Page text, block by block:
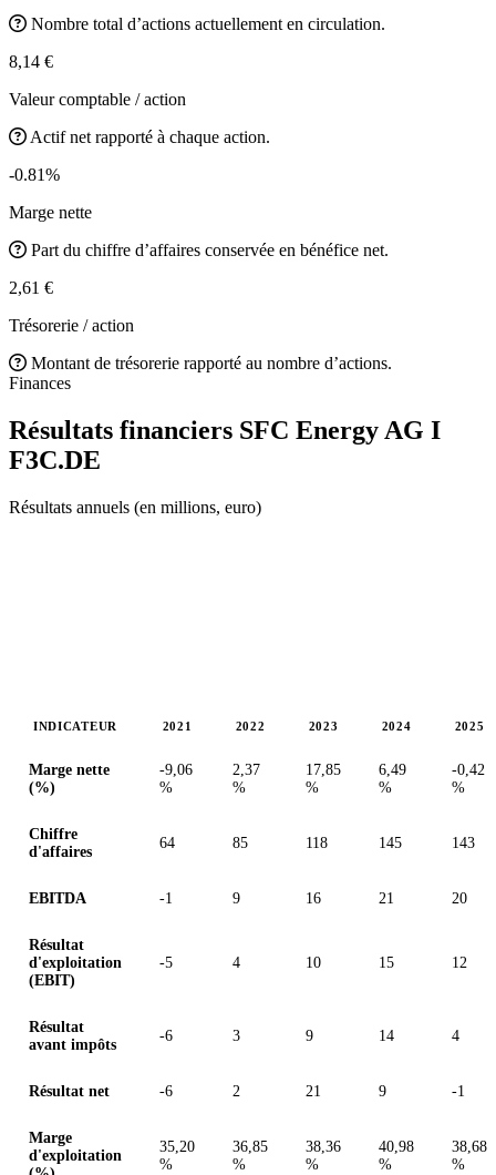
Nombre total d’actions actuellement en circulation.
8,14 €
Valeur comptable / action
Actif net rapporté à chaque action.
-0.81%
Marge nette
Part du chiffre d’affaires conservée en bénéfice net.
2,61 €
Trésorerie / action
Montant de trésorerie rapporté au nombre d’actions.
Finances
Résultats financiers SFC Energy AG I
F3C.DE
Résultats annuels (en millions, euro)
INDICATEUR 2021 2022 2023 2024 2025
Marge nette
(%)
-9,06
%
2,37
%
17,85
%
6,49
%
-0,42
%
Chiffre
d'affaires
64 85 118 145 143
EBITDA -1 9 16 21 20
Résultat
d'exploitation
(EBIT)
-5 4 10 15 12
Résultat
avant impôts
-6 3 9 14 4
Résultat net -6 2 21 9 -1
Marge
d'exploitation
35,20
%
36,85
%
38,36
%
40,98
%
38,68
%